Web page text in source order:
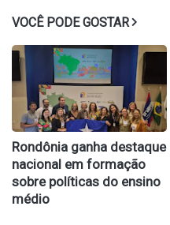
VOCÊ PODE GOSTAR
Rondônia ganha destaque
nacional em formação
sobre políticas do ensino
médio